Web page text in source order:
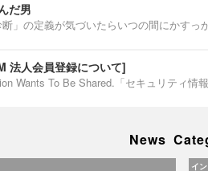
だ男
」の定義が気づいたらいつの間にかすっ
法人会員登録について]
Wants To Be Shared.「セキュリティ情
News
イ